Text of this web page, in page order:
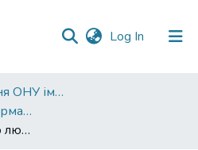
Log In (current)
Наукові видання ОНУ імені І. І. Мечникова
Записки з романо-германської філології
Королева немецкого любовного романа Хедвиг Курц-Малер и её героиня